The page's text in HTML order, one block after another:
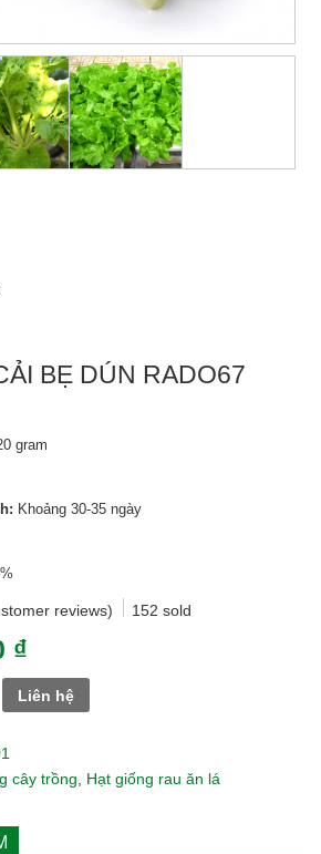
BẸ DÚN RADO67
gram
Khoảng 30-35 ngày
reviews) 152 sold
₫
Liên hệ
cây trồng, Hạt giống rau ăn lá